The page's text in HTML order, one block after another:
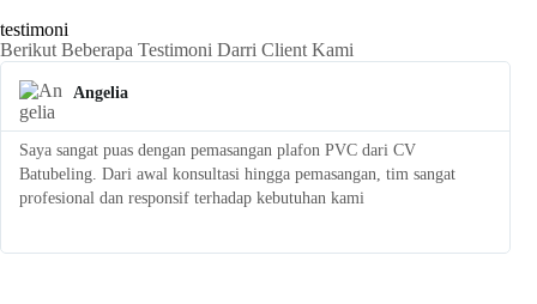
testimoni
Berikut Beberapa Testimoni Darri Client Kami
Angelia
Saya sangat puas dengan pemasangan plafon PVC dari CV
Batubeling. Dari awal konsultasi hingga pemasangan, tim sangat
profesional dan responsif terhadap kebutuhan kami